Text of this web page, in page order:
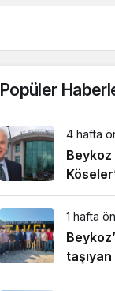
Popüler
4 hafta
Beykoz
ediyor!
1 hafta